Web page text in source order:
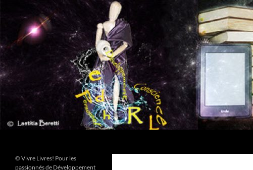
contenu
© Vivre Livres! Pour les
passionnés de Développement